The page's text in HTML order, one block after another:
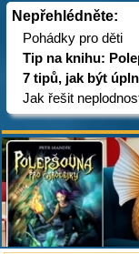
Nepřehlédněte:
Pohádky pro děti
Tip na knihu:
7 tipů, jak být
Jak řešit